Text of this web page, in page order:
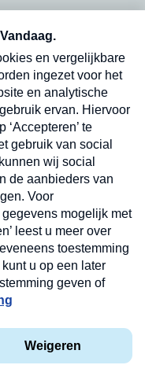
in
Verzend
op onze
in uw